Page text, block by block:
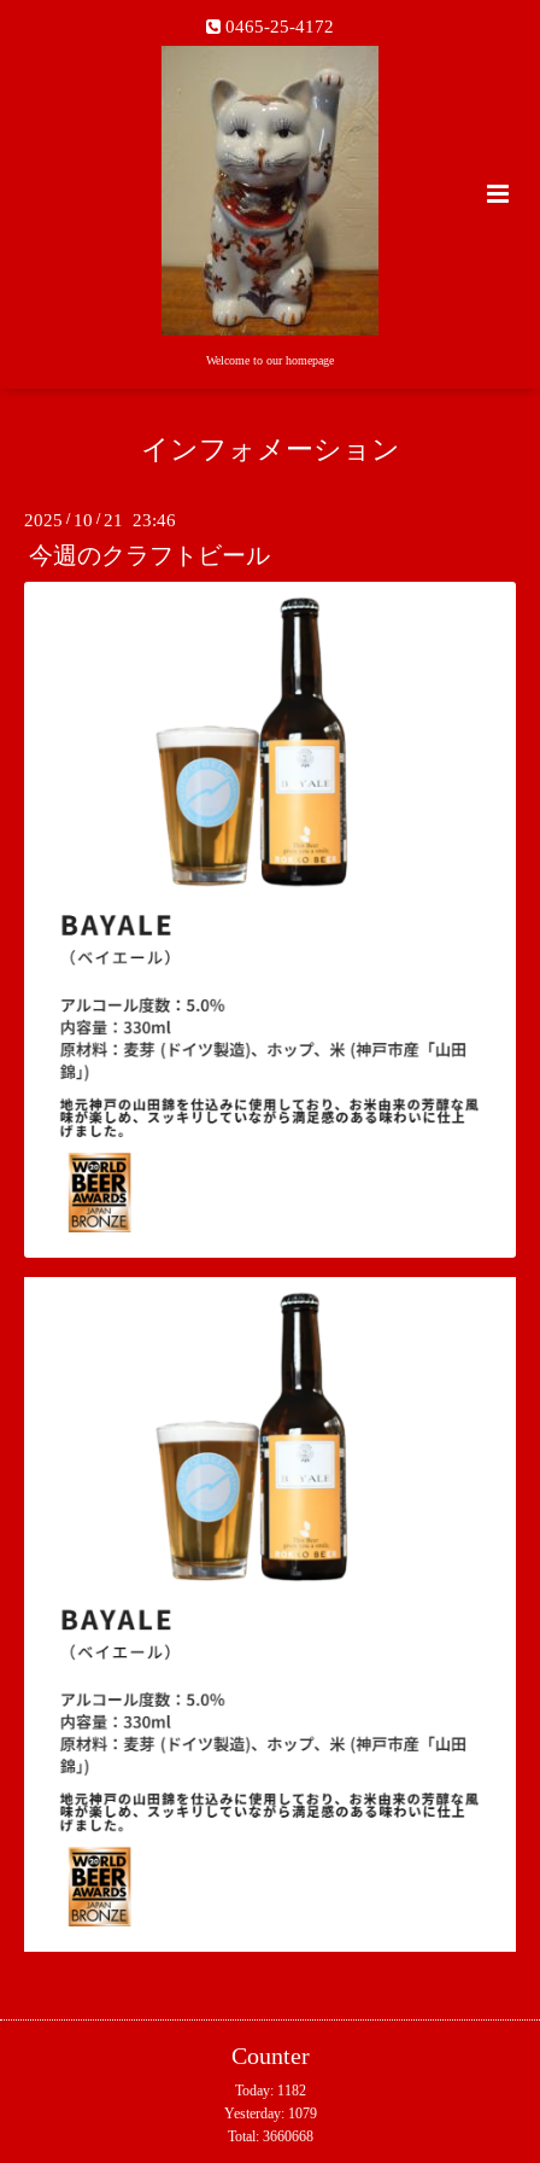
0465-25-4172
Welcome to our homepage
インフォメーション
2025 / 10 / 21 23:46
今週のクラフトビール
Counter
Today: 1182
Yesterday: 1079
Total: 3660668